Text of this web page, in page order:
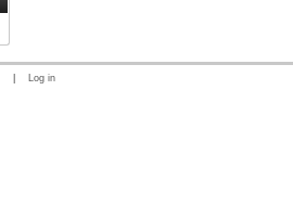
Log in